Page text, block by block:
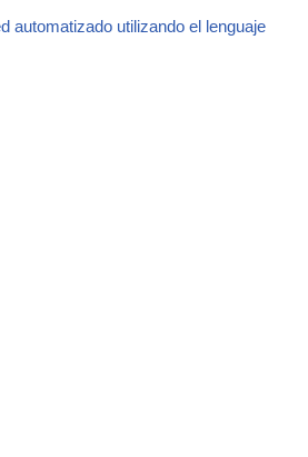
automatizado utilizando el lenguaje